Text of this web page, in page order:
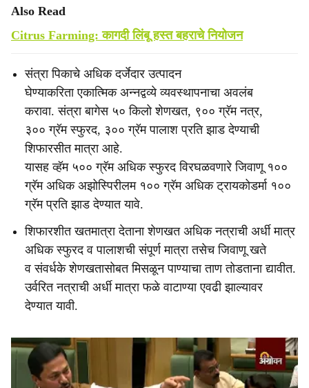
Also Read
Citrus Farming: कागदी लिंबू हस्त बहराचे नियोजन
संत्रा पिकाचे अधिक दर्जेदार उत्पादन
घेण्याकरिता एकात्मिक अन्नद्वव्ये व्यवस्थापनाचा अवलंब
करावा. संत्रा बागेस ५० किलो शेणखत, ९०० ग्रॅम नत्र,
३०० ग्रॅम स्फुरद, ३०० ग्रॅम पालाश प्रति झाड देण्याची
शिफारसीत मात्रा आहे.
यासह व्हॅम ५०० ग्रॅम अधिक स्फुरद विरघळवणारे जिवाणू १००
ग्रॅम अधिक अझोस्पिरीलम १०० ग्रॅम अधिक ट्रायकोडर्मा १००
ग्रॅम प्रति झाड देण्यात यावे.
शिफारशीत खतमात्रा देताना शेणखत अधिक नत्राची अर्धी मात्र
अधिक स्फुरद व पालाशची संपूर्ण मात्रा तसेच जिवाणू खते
व संवर्धके शेणखतासोबत मिसळून पाण्याचा ताण तोडताना द्यावीत.
उर्वरित नत्राची अर्धी मात्रा फळे वाटाण्या एवढी झाल्यावर
देण्यात यावी.